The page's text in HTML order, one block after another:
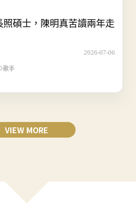
照碩士，陳明真苦讀兩年走
2026-07-06
歌手
VIEW MORE